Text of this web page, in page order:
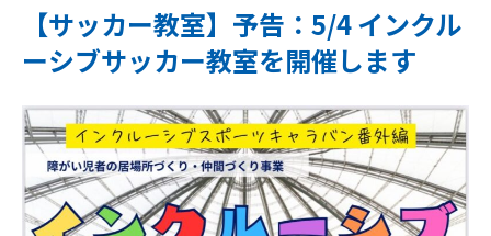
【サッカー教室】予告：5/4 インクル
ーシブサッカー教室を開催します